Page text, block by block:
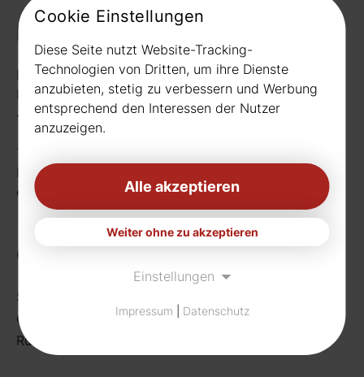
Kontakt
Rudat GmbH
Borussiastr. 26
44149 Dortmund
Telefon:
Fax: 0231 656990
eMail:
info[at]rudat-gmbh.de
Getränke
Sortiment
Craft Beer
Rund um deine Bar
Cookie Einstellungen
Diese Seite nutzt Website-Tracking-
Technologien von Dritten, um ihre Dienste
anzubieten, stetig zu verbessern und Werbung
entsprechend den Interessen der Nutzer
anzuzeigen.
Alle akzeptieren
Weiter ohne zu akzeptieren
Einstellungen
Impressum Datenschutz